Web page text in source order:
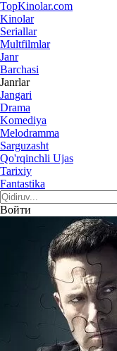
TopKinolar.com
Kinolar
Seriallar
Multfilmlar
Janr
Barchasi
Janrlar
Jangari
Drama
Komediya
Melodramma
Sarguzasht
Qo'rqinchli Ujas
Tarixiy
Fantastika
Войти